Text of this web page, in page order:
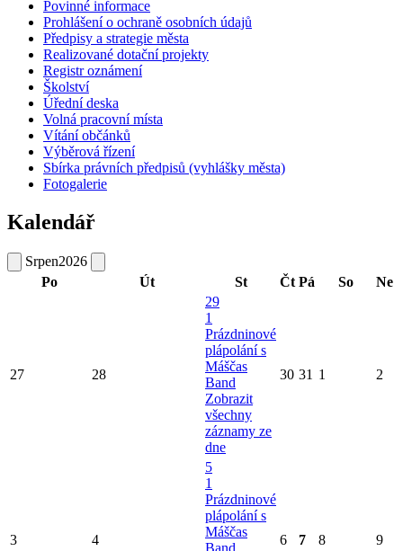
Povinné informace
Prohlášení o ochraně osobních údajů
Předpisy a strategie města
Realizované dotační projekty
Registr oznámení
Školství
Úřední deska
Volná pracovní místa
Vítání občánků
Výběrová řízení
Sbírka právních předpisů (vyhlášky města)
Fotogalerie
Kalendář
Srpen2026
Po
Út St Čt Pá So Ne
27 28
29
1
Prázdninové
plápolání s
Máščas
Band
Zobrazit
všechny
záznamy ze
dne
30 31 1 2
3 4
5
1
Prázdninové
plápolání s
Máščas
6 7 8 9